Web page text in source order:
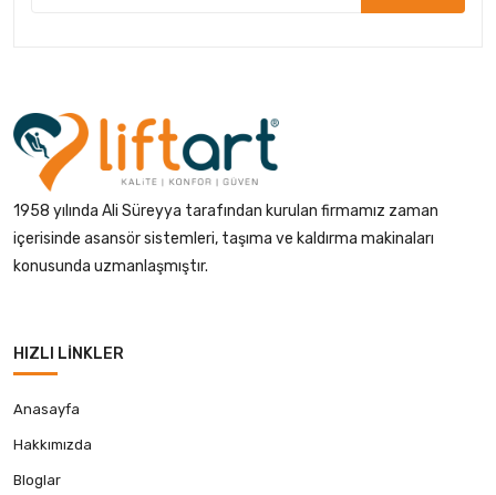
1958 yılında Ali Süreyya tarafından kurulan firmamız zaman
içerisinde asansör sistemleri, taşıma ve kaldırma makinaları
konusunda uzmanlaşmıştır.
HIZLI LINKLER
Anasayfa
Hakkımızda
Bloglar